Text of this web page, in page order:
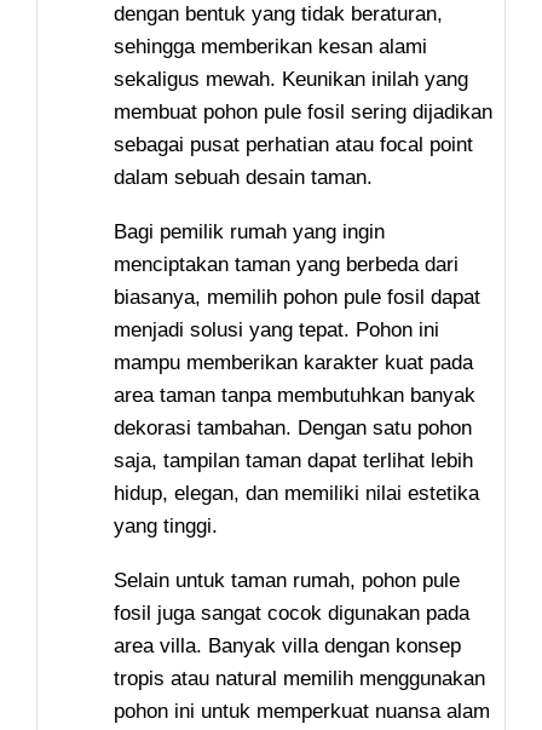
dengan bentuk yang tidak beraturan,
sehingga memberikan kesan alami
sekaligus mewah. Keunikan inilah yang
membuat pohon pule fosil sering dijadikan
sebagai pusat perhatian atau focal point
dalam sebuah desain taman.
Bagi pemilik rumah yang ingin
menciptakan taman yang berbeda dari
biasanya, memilih pohon pule fosil dapat
menjadi solusi yang tepat. Pohon ini
mampu memberikan karakter kuat pada
area taman tanpa membutuhkan banyak
dekorasi tambahan. Dengan satu pohon
saja, tampilan taman dapat terlihat lebih
hidup, elegan, dan memiliki nilai estetika
yang tinggi.
Selain untuk taman rumah, pohon pule
fosil juga sangat cocok digunakan pada
area villa. Banyak villa dengan konsep
tropis atau natural memilih menggunakan
pohon ini untuk memperkuat nuansa alam